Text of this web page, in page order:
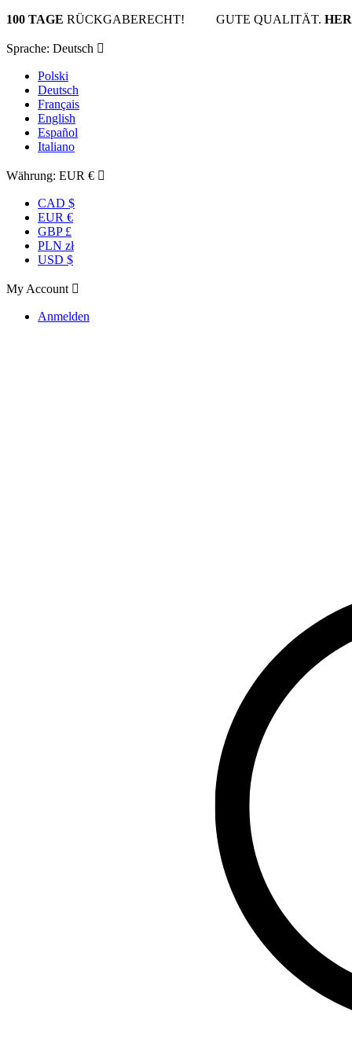
100 TAGE RÜCKGABERECHT! GUTE QUALITÄT.
Sprache: Deutsch 
Polski
Deutsch
Français
English
Español
Italiano
Währung: EUR € 
CAD $
EUR €
GBP £
PLN zł
USD $
My Account 
Anmelden